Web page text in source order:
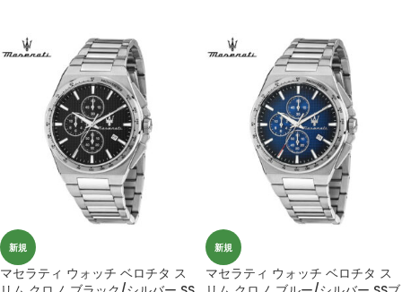
新規
マセラティ ウォッチ ベロチタ ス
新規
マセラティ ウォッチ ベロチタ ス